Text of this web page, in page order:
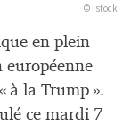
© Istock
en plein
européenne
à la Trump ».
ce mardi 7